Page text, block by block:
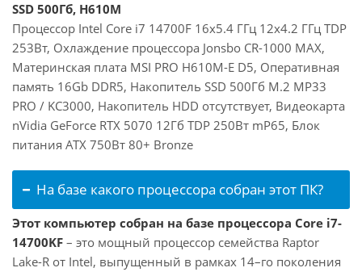
SSD 500Гб, H610M
Процессор Intel Core i7 14700F 16x5.4 ГГц 12x4.2 ГГц TDP
253Вт, Охлаждение процессора Jonsbo CR-1000 MAX,
Материнская плата MSI PRO H610M-E D5, Оперативная
память 16Gb DDR5, Накопитель SSD 500Гб M.2 MP33
PRO / KC3000, Накопитель HDD отсутствует, Видеокарта
nVidia GeForce RTX 5070 12Гб TDP 250Вт mP65, Блок
питания ATX 750Вт 80+ Bronze
На базе какого процессора собран этот ПК?
Этот компьютер собран на базе процессора Core i7-
14700KF – это мощный процессор семейства Raptor
Lake-R от Intel, выпущенный в рамках 14–го поколения